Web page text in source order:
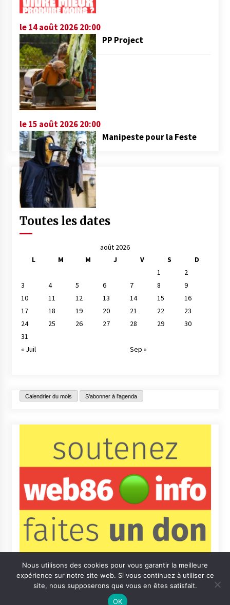
le 14 août 2026 20:00
PP Project
le 15 août 2026 20:00
Manipeste pour la Feste
Toutes les dates
août 2026
L
M M J V S
D
1
2
3
4 5 6 7 8
9
10
11 12 13 14 15
16
17
18 19 20 21 22
23
24
25 26 27 28 29
30
31
« Juil
Sep »
Calendrier du mois S'abonner à l'agenda
Nous utilisons des cookies pour vous garantir la meilleure
expérience sur notre site web. Si vous continuez à utiliser ce
site, nous supposerons que vous en êtes satisfait.
OK